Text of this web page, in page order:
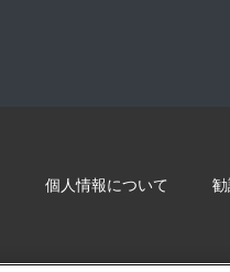
個人情報について